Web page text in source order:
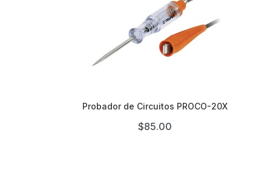

Probador de Circuitos PROCO-20X
$85.00